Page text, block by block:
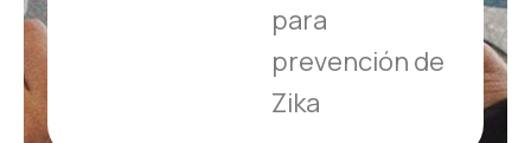
para
prevención de
Zika